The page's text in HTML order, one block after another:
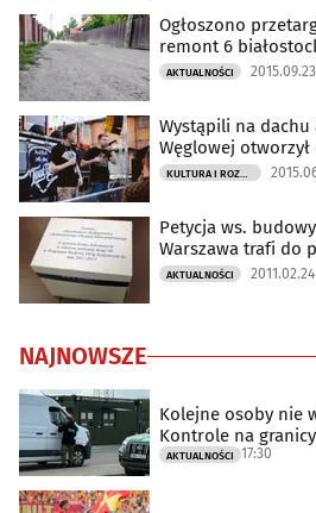
Ogłoszono
remont 6
AKTUALNOŚCI
Wystąpili na
Węglowej
KULTURA I ROZRYWKA
Petycja ws.
Warszawa trafi do
AKTUALNOŚCI
NAJNOWSZE
Kolejne osoby nie
Kontrole na
AKTUALNOŚCI 17:30